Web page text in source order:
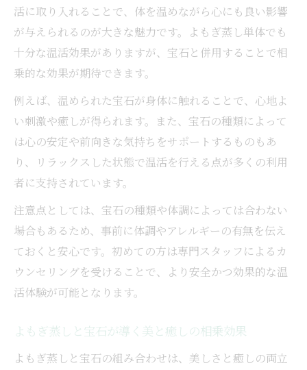
活に取り入れることで、体を温めながら心にも良い影響
が与えられるのが大きな魅力です。よもぎ蒸し単体でも
十分な温活効果がありますが、宝石と併用することで相
乗的な効果が期待できます。
例えば、温められた宝石が身体に触れることで、心地よ
い刺激や癒しが得られます。また、宝石の種類によって
は心の安定や前向きな気持ちをサポートするものもあ
り、リラックスした状態で温活を行える点が多くの利用
者に支持されています。
注意点としては、宝石の種類や体調によっては合わない
場合もあるため、事前に体調やアレルギーの有無を伝え
ておくと安心です。初めての方は専門スタッフによるカ
ウンセリングを受けることで、より安全かつ効果的な温
活体験が可能となります。
よもぎ蒸しと宝石が導く美と癒しの相乗効果
よもぎ蒸しと宝石の組み合わせは、美しさと癒しの両立